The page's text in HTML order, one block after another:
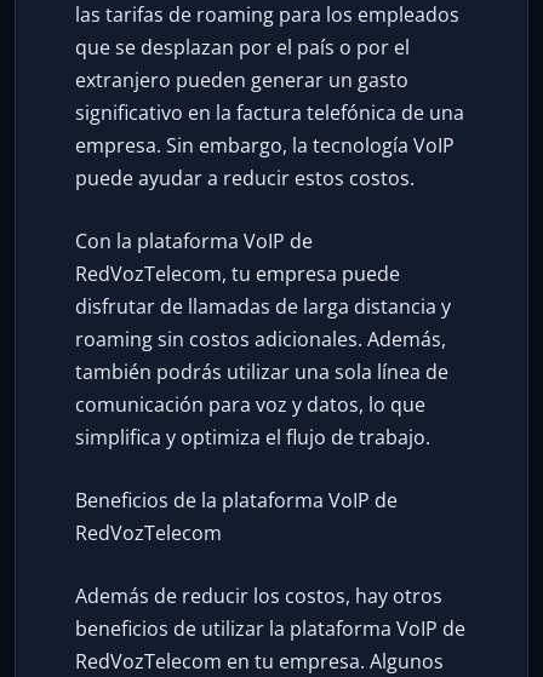
las tarifas de roaming para los empleados
que se desplazan por el país o por el
extranjero pueden generar un gasto
significativo en la factura telefónica de una
empresa. Sin embargo, la tecnología VoIP
puede ayudar a reducir estos costos.
Con la plataforma VoIP de
RedVozTelecom, tu empresa puede
disfrutar de llamadas de larga distancia y
roaming sin costos adicionales. Además,
también podrás utilizar una sola línea de
comunicación para voz y datos, lo que
simplifica y optimiza el flujo de trabajo.
Beneficios de la plataforma VoIP de
RedVozTelecom
Además de reducir los costos, hay otros
beneficios de utilizar la plataforma VoIP de
RedVozTelecom en tu empresa. Algunos